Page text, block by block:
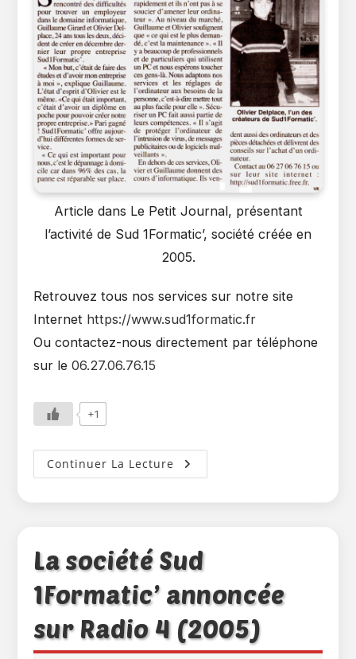
Article dans Le Petit Journal, présentant
l’activité de Sud 1Formatic’, société créée en
2005.
Retrouvez tous nos services sur notre site
Internet https://www.sud1formatic.fr
Ou contactez-nous directement par téléphone
sur le06.27.06.76.15
+1
Continuer La Lecture La
Société
Dans
(2006)
La société Sud
1Formatic’ annoncée
sur Radio 4 (2005)